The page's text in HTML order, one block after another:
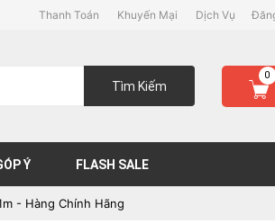
Thanh Toán Khuyến Mại Dịch Vụ
Tìm Kiếm
0
Ý FLASH SALE
- Hàng Chính Hãng